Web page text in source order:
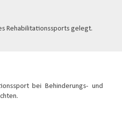
Rehabilitationssports gelegt.
bei Behinderungs- und